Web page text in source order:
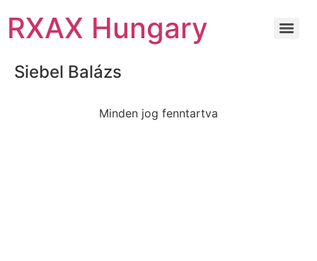
RXAX Hungary
Siebel Balázs
Minden jog fenntartva